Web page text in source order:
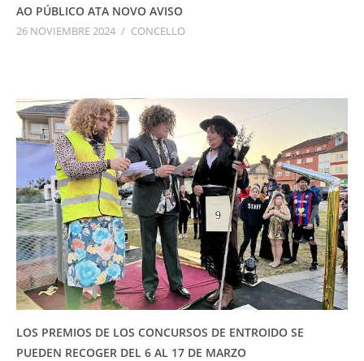
AO PÚBLICO ATA NOVO AVISO
26 NOVIEMBRE 2024 / CONCELLO
LOS PREMIOS DE LOS CONCURSOS DE ENTROIDO SE
PUEDEN RECOGER DEL 6 AL 17 DE MARZO